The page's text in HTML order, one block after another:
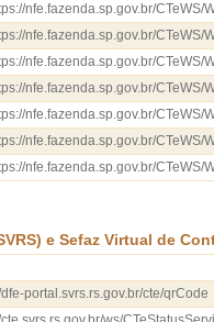
nfe.fazenda.sp.gov.br/CTeWS/
nfe.fazenda.sp.gov.br/CTeWS/
nfe.fazenda.sp.gov.br/CTeWS/
nfe.fazenda.sp.gov.br/CTeWS/
nfe.fazenda.sp.gov.br/CTeWS/
nfe.fazenda.sp.gov.br/CTeWS/
nfe.fazenda.sp.gov.br/CTeWS/
e Sefaz Virtual de
portal.svrs.rs.gov.br/cte/qrCode